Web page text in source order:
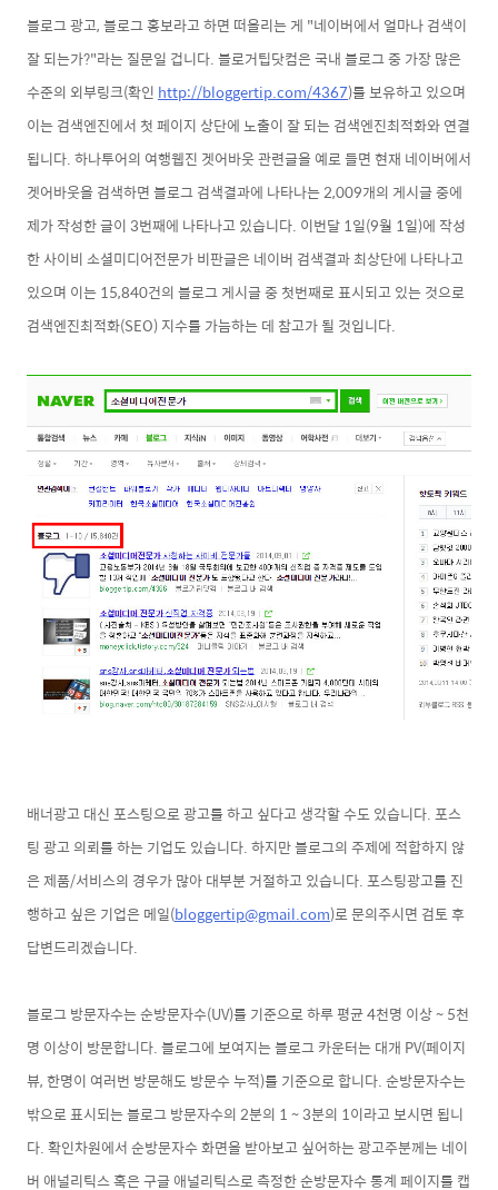
블로그 광고, 블로그 홍보라고 하면 떠올리는 게 "네이버에서 얼마나 검색이
잘 되는가?"라는 질문일 겁니다. 블로거팁닷컴은 국내 블로그 중 가장 많은
수준의 외부링크(확인 http://bloggertip.com/4367)를 보유하고 있으며
이는 검색엔진에서 첫 페이지 상단에 노출이 잘 되는 검색엔진최적화와 연결
됩니다. 하나투어의 여행웹진 겟어바웃 관련글을 예로 들면 현재 네이버에서
겟어바웃을 검색하면 블로그 검색결과에 나타나는 2,009개의 게시글 중에
제가 작성한 글이 3번째에 나타나고 있습니다. 이번달 1일(9월 1일)에 작성
한 사이비 소셜미디어전문가 비판글은 네이버 검색결과 최상단에 나타나고
있으며 이는 15,840건의 블로그 게시글 중 첫번째로 표시되고 있는 것으로
검색엔진최적화(SEO)지수를 가늠하는 데 참고가 될 것입니다.
배너광고 대신 포스팅으로 광고를 하고 싶다고 생각할 수도 있습니다. 포스
팅 광고 의뢰를 하는 기업도 있습니다. 하지만블로그의 주제에 적합하지 않
은제품/서비스의 경우가 많아 대부분 거절하고 있습니다. 포스팅광고를 진
행하고 싶은 기업은 메일(bloggertip@gmail.com)로 문의주시면 검토 후
답변드리겠습니다.
블로그 방문자수는 순방문자수(UV)를 기준으로 하루 평균 4천명 이상 ~ 5천
명 이상이 방문합니다. 블로그에 보여지는 블로그 카운터는 대개 PV(페이지
뷰, 한명이 여러번 방문해도 방문수 누적)를 기준으로 합니다. 순방문자수는
밖으로 표시되는 블로그 방문자수의 2분의 1 ~ 3분의 1이라고 보시면 됩니
다. 확인차원에서 순방문자수 화면을 받아보고 싶어하는 광고주분께는 네이
버 애널리틱스 혹은 구글 애널리틱스로 측정한 순방문자수 통계 페이지를 캡